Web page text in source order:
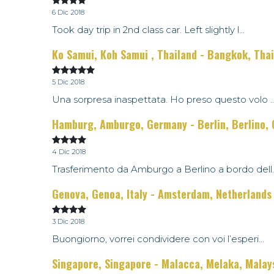
6 Dic 2018
Took day trip in 2nd class car. Left slightly l...
Ko Samui, Koh Samui , Thailand - Bangkok,
5 Dic 2018
Una sorpresa inaspettata. Ho preso questo volo
Hamburg, Amburgo, Germany - Berlin, Berlino,
4 Dic 2018
Trasferimento da Amburgo a Berlino a bordo
Genova, Genoa, Italy - Amsterdam, Netherlands
3 Dic 2018
Buongiorno, vorrei condividere con voi l’esperi...
Singapore, Singapore - Malacca, Melaka,